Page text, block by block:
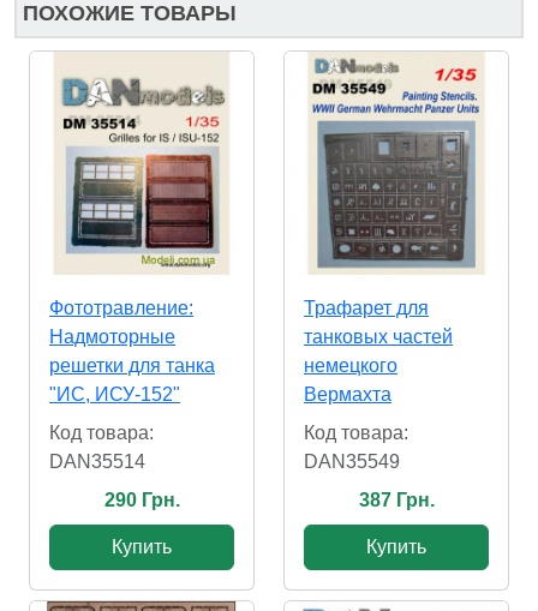
ПОХОЖИЕ ТОВАРЫ
Фототравление:
Надмоторные
решетки для танка
"ИС, ИСУ-152"
Код товара:
DAN35514
290 Грн.
Купить
Трафарет для
танковых частей
немецкого
Вермахта
Код товара:
DAN35549
387 Грн.
Купить